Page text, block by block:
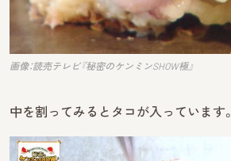
画像：読売テレビ『秘密のケンミンSHOW極』
中を割ってみるとタコが入っています。